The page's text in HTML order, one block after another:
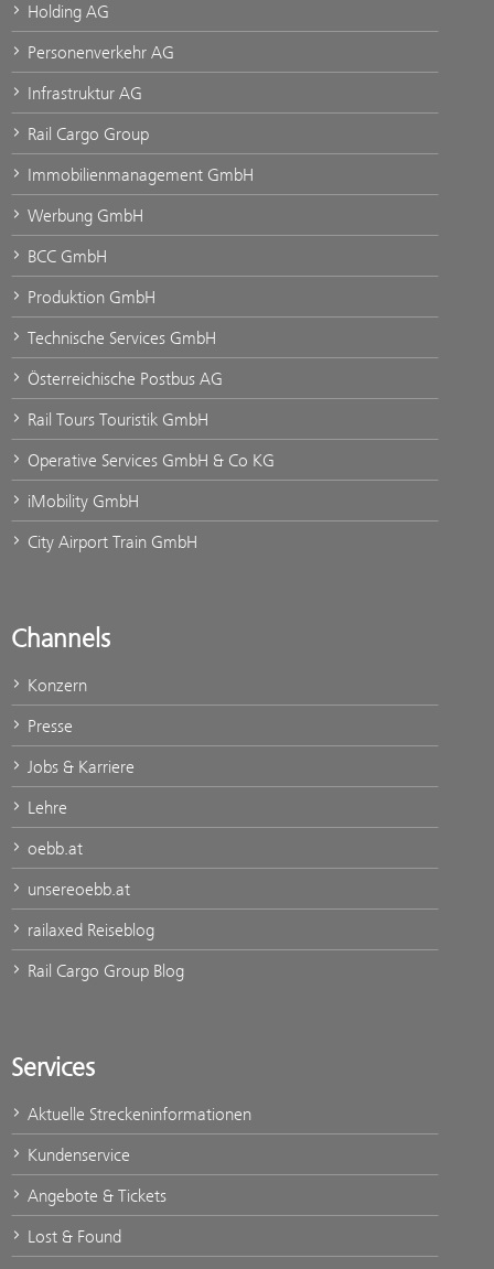
Holding AG
Personenverkehr AG
Infrastruktur AG
Rail Cargo Group
Immobilienmanagement GmbH
Werbung GmbH
BCC GmbH
Produktion GmbH
Technische Services GmbH
Österreichische Postbus AG
Rail Tours Touristik GmbH
Operative Services GmbH & Co KG
iMobility GmbH
City Airport Train GmbH
Channels
Konzern
Presse
Jobs & Karriere
Lehre
oebb.at
unsereoebb.at
railaxed Reiseblog
Rail Cargo Group Blog
Services
Aktuelle Streckeninformationen
Kundenservice
Angebote & Tickets
Lost & Found